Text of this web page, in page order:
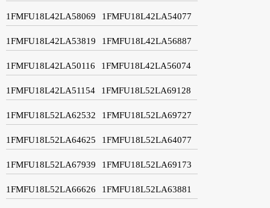
1FMFU18L42LA58069 1FMFU18L42LA54077
1FMFU18L42LA53819 1FMFU18L42LA56887
1FMFU18L42LA50116 1FMFU18L42LA56074
1FMFU18L42LA51154 1FMFU18L52LA69128
1FMFU18L52LA62532 1FMFU18L52LA69727
1FMFU18L52LA64625 1FMFU18L52LA64077
1FMFU18L52LA67939 1FMFU18L52LA69173
1FMFU18L52LA66626 1FMFU18L52LA63881